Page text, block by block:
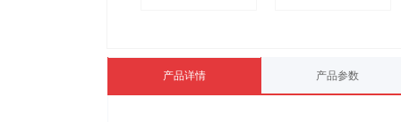
产品详情 产品参数